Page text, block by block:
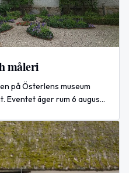
måleri
på Österlens museum
Eventet äger rum 6 augusti